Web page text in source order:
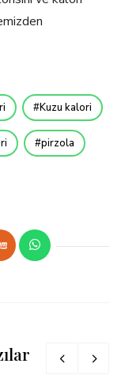
Kuzu kalori
pirzola